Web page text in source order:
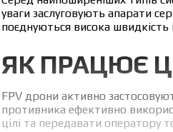
уваги заслуговують апарати
поєднуються висока швидкість
ЯК ПРАЦЮЄ
FPV дрони активно
противника ефективно
цілі та передавати оператору